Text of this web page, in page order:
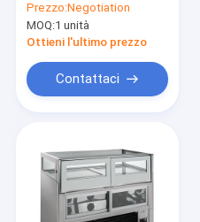
prodotti
Chi siamo
LED dentro due
cassetti
Prezzo:Negotiation
MOQ:1 unità
Ottieni l'ultimo prezzo
Contattaci